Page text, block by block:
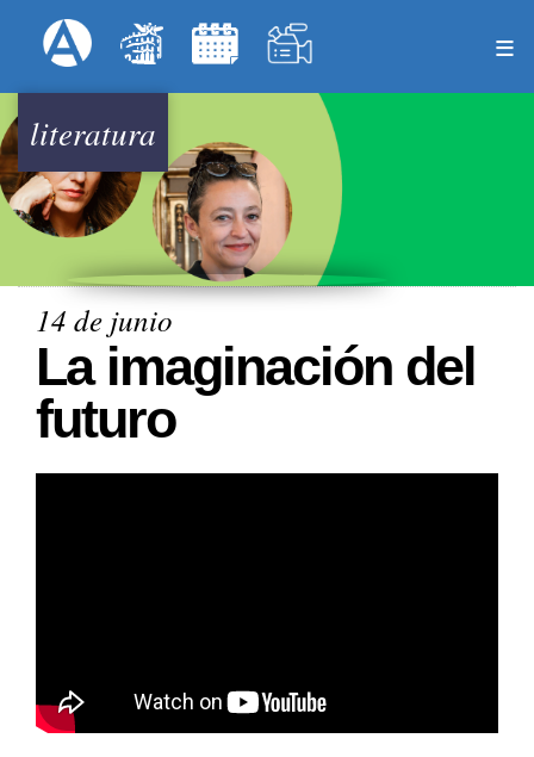
al
principal
Menú Superior
literatura
14 de junio
La imaginación del
futuro